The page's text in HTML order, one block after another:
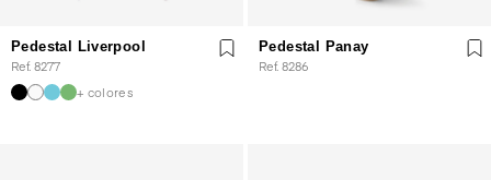
Pedestal Liverpool
Ref. 8277
+ colores
Pedestal Panay
Ref. 8286